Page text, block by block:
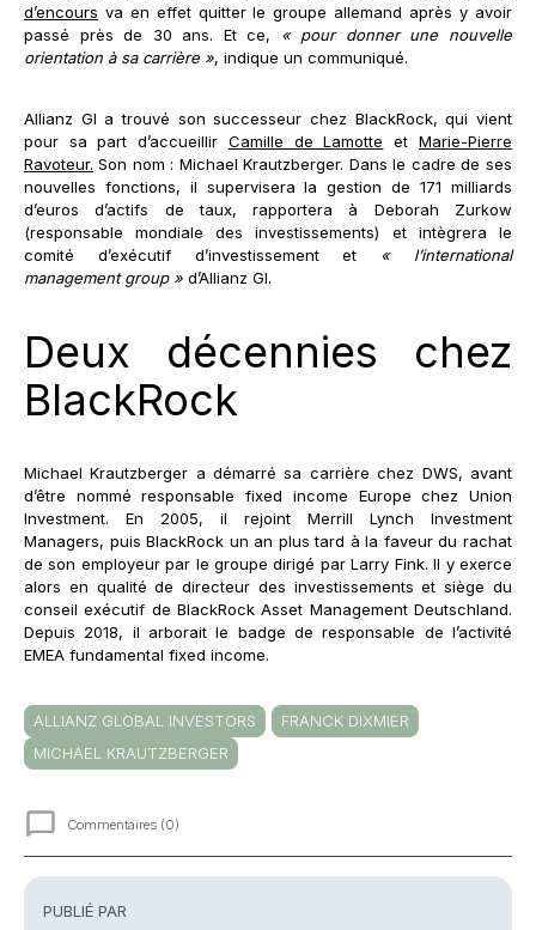
PUBLIÉ PAR
d’encours va en effet quitter le groupe allemand après y avoir
passé près de 30 ans. Et ce, « pour donner une nouvelle
orientation à sa carrière », indique un communiqué.
Allianz GI a trouvé son successeur chez BlackRock, qui vient
pour sa part d’accueillir Camille de Lamotte et Marie-Pierre
Ravoteur. Son nom : Michael Krautzberger. Dans le cadre de ses
nouvelles fonctions, il supervisera la gestion de 171 milliards
d’euros d’actifs de taux, rapportera à Deborah Zurkow
(responsable mondiale des investissements) et intègrera le
comité d’exécutif d’investissement et « l’international
management group » d’Allianz GI.
Deux décennies chez
BlackRock
Michael Krautzberger a démarré sa carrière chez DWS, avant
d’être nommé responsable fixed income Europe chez Union
Investment. En 2005, il rejoint Merrill Lynch Investment
Managers, puis BlackRock un an plus tard à la faveur du rachat
de son employeur par le groupe dirigé par Larry Fink. Il y exerce
alors en qualité de directeur des investissements et siège du
conseil exécutif de BlackRock Asset Management Deutschland.
Depuis 2018, il arborait le badge de responsable de l’activité
EMEA fundamental fixed income.
ALLIANZ GLOBAL INVESTORS
FRANCK DIXMIER
MICHAEL KRAUTZBERGER
Commentaires (0)